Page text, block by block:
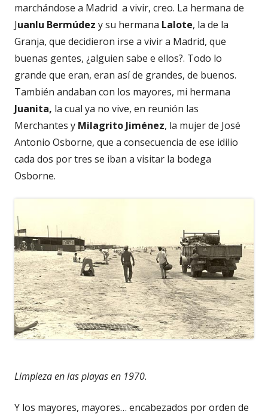
marchándose a Madrid a vivir, creo. La hermana de
Juanlu Bermúdez y su hermana Lalote, la de la
Granja, que decidieron irse a vivir a Madrid, que
buenas gentes, ¿alguien sabe e ellos?. Todo lo
grande que eran, eran así de grandes, de buenos.
También andaban con los mayores, mi hermana
Juanita, la cual ya no vive, en reunión las
Merchantes y Milagrito Jiménez, la mujer de José
Antonio Osborne, que a consecuencia de ese idilio
cada dos por tres se iban a visitar la bodega
Osborne.
Limpieza en las playas en 1970.
Y los mayores, mayores… encabezados por orden de